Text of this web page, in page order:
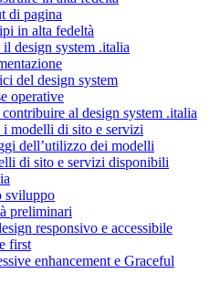
di pagina
in alta fedeltà
design system .italia
del design system
operative
al design system .italia
i modelli di sito e servizi
dell’utilizzo dei modelli
di sito e servizi disponibili
sviluppo
preliminari
responsivo e accessibile
first
enhancement e Graceful